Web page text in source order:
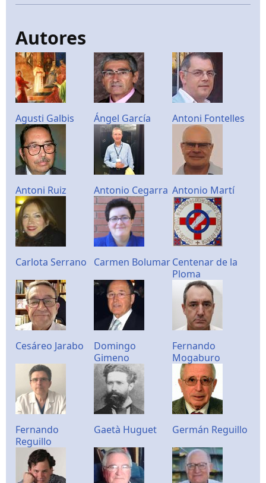
Autores
Agusti Galbis Ángel García Antoni Fontelles
Antoni Ruiz Antonio Cegarra Antonio Martí
Carlota Serrano Carmen BolumarCentenar de la
Ploma
Cesáreo Jarabo
Domingo
Gimeno
Fernando
Mogaburo
Fernando
Reguillo
Gaetà Huguet Germán Reguillo